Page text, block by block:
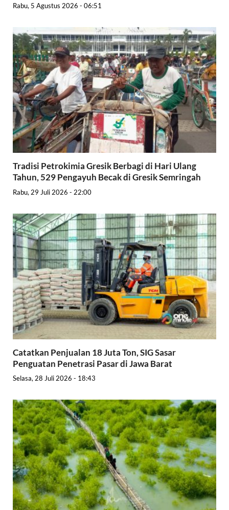
Rabu, 5 Agustus 2026 - 06:51
Tradisi Petrokimia Gresik Berbagi di Hari Ulang
Tahun, 529 Pengayuh Becak di Gresik Semringah
Rabu, 29 Juli 2026 - 22:00
Catatkan Penjualan 18 Juta Ton, SIG Sasar
Penguatan Penetrasi Pasar di Jawa Barat
Selasa, 28 Juli 2026 - 18:43